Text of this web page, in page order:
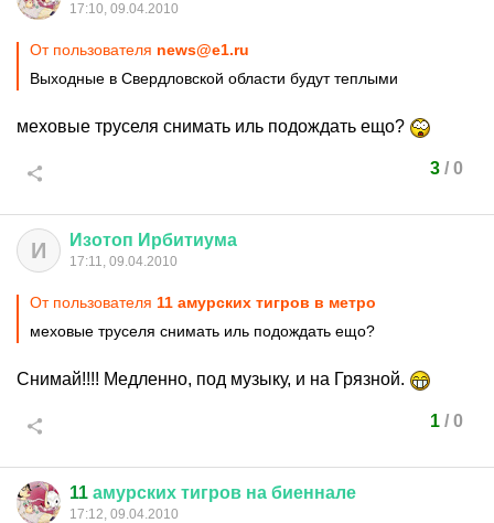
17:10, 09.04.2010
От пользователя news@e1.ru
Выходные в Свердловской области будут теплыми
меховые труселя снимать иль подождать ещо?
3/ 0
И Изотоп Ирбитиума
17:11, 09.04.2010
От пользователя 11 амурских тигров в метро
меховые труселя снимать иль подождать ещо?
Снимай!!!! Медленно, под музыку, и на Грязной.
1/ 0
11 амурских тигров на биеннале
17:12, 09.04.2010